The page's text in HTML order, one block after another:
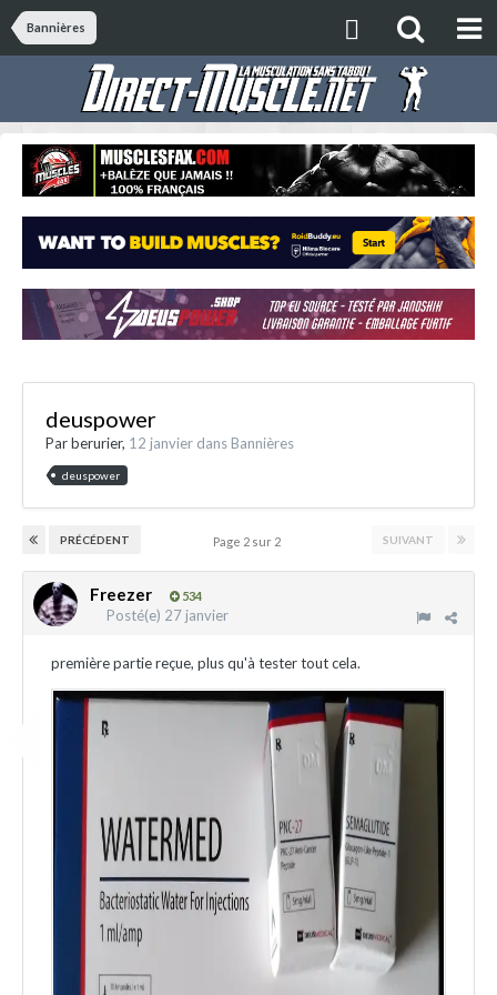
Bannières
deuspower
Parberurier, 12 janvier dans Bannières
deuspower
PRÉCÉDENT SUIVANT
Page 2 sur 2
Freezer 534
Posté(e) 27 janvier
première partie reçue, plus qu'à tester tout cela.